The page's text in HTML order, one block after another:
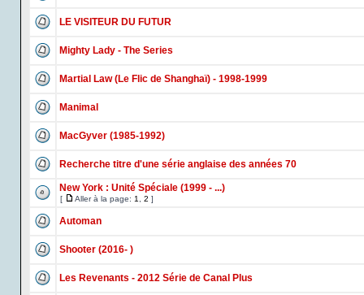
LE VISITEUR DU FUTUR
Mighty Lady - The Series
Martial Law (Le Flic de Shanghaï) - 1998-1999
Manimal
MacGyver (1985-1992)
Recherche titre d'une série anglaise des années 70
New York : Unité Spéciale (1999 - ...)
[ Aller à la page: 1 2 ]
Automan
Shooter (2016- )
Les Revenants - 2012 Série de Canal Plus